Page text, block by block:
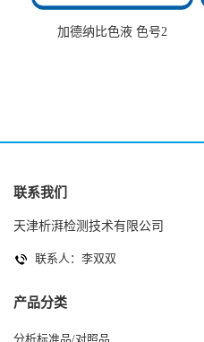
加德纳比色液 色号2
联系我们
天津析湃检测技术有限公司
联系人：李双双
产品分类
分析标准品/对照品